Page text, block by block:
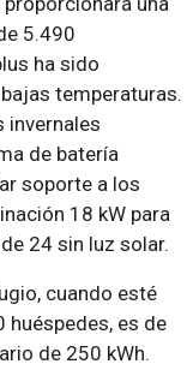
5.490
ha sido
temperaturas.
invernales
de batería
soporte a los
18 kW para
24 sin luz solar.
cuando esté
es de
de 250 kWh.